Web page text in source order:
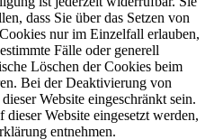
dass Sie über das Setzen von
nur im Einzelfall erlauben,
Fälle oder generell
Löschen der Cookies beim
Bei der Deaktivierung von
Website eingeschränkt sein.
Website eingesetzt werden,
entnehmen.